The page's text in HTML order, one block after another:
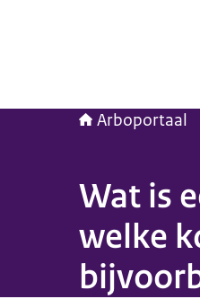
Arboportaal
Wat is
welke